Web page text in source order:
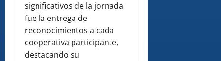
significativos de la jornada
fue la entrega de
reconocimientos a cada
cooperativa participante,
destacando su